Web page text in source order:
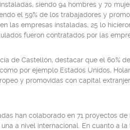
siendo 94 hombres y 70
el 59% de los trabajadores y
las empresas instaladas, 25 lo
fueron contratados por las
de Castellón, destacar que el 60%
por ejemplo Estados Unidos,
y promovidas con capital
han colaborado en 71 proyectos
a nivel internacional. En cuanto a